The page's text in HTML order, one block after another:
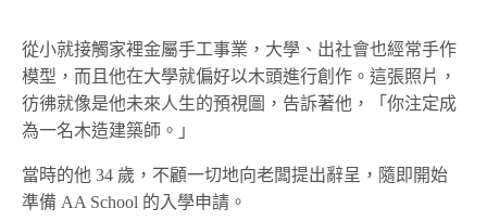
從小就接觸家裡金屬手工事業，大學、出社會也經常手作
模型，而且他在大學就偏好以木頭進行創作。這張照片，
彷彿就像是他未來人生的預視圖，告訴著他，「你注定成
為一名木造建築師。」
當時的他 34 歲，不顧一切地向老闆提出辭呈，隨即開始
準備 AA School 的入學申請。